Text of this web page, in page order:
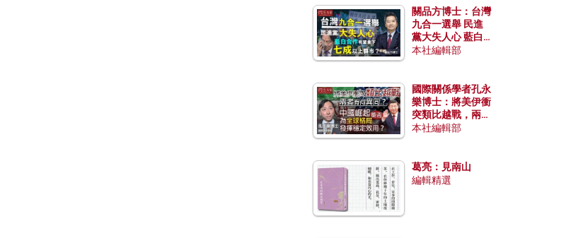
關品方博士：台灣
九合一選舉 民進
黨大失人心 藍白
合作有望拿下七成
本社編輯部
國際關係學者孔永
樂博士：將美伊衝
突類比越戰，兩者
有何異同？中國崛
本社編輯部
葛亮：見南山
編輯精選